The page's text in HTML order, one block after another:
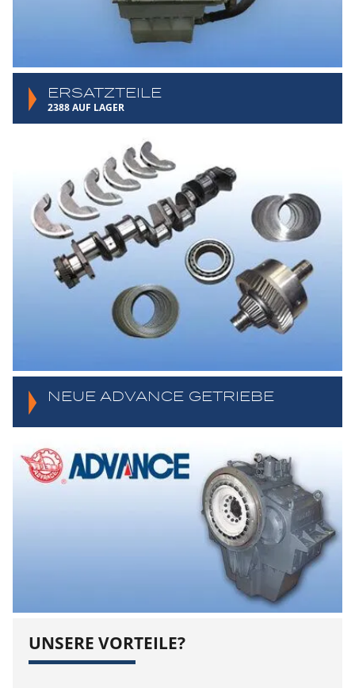
ERSATZTEILE
2388 AUF LAGER
NEUE ADVANCE GETRIEBE
UNSERE VORTEILE?